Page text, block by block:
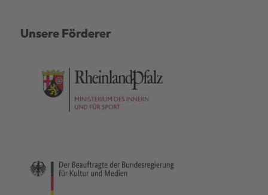
Unsere Förderer